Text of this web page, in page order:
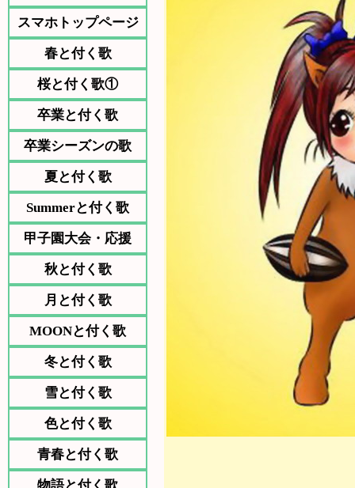
スマホトップページ
春と付く歌
桜と付く歌①
卒業と付く歌
卒業シーズンの歌
夏と付く歌
Summerと付く歌
甲子園大会・応援
秋と付く歌
月と付く歌
MOONと付く歌
冬と付く歌
雪と付く歌
色と付く歌
青春と付く歌